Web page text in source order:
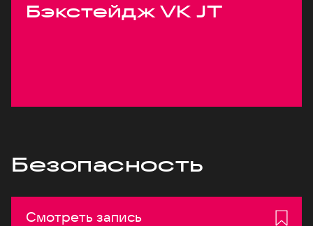
Бэкстейдж VK JT
Безопасность
Смотреть запись